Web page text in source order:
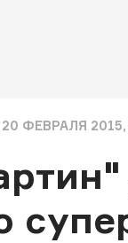
20 ФЕВРАЛЯ 2015,